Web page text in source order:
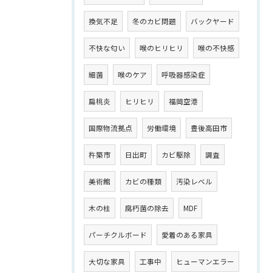
換気不足 冬のカビ問題 バックヤード
不快な匂い 喉のヒリヒリ 喉の不快感
細菌 喉のケア 呼吸器感染症
扁桃炎 ヒリヒリ 福岡空港
国際物流拠点 労働環境 豊後高田市
杵築市 日出町 カビ駆除 調査
美術館 カビの種類 汚染レベル
木の柱 腐朽菌の除去 MDF
パーチクルボード 愛着のある家具
大切な家具 工事中 ヒューマンエラー